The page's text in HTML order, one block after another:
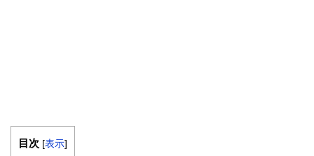
目次 [表示]